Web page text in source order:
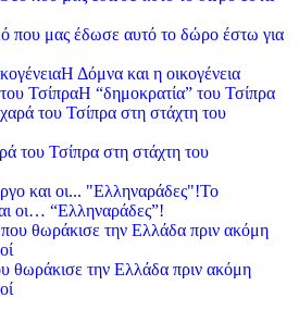
που μας έδωσε αυτό το δώρο έστω για
Η Δόμνα και η οικογένεια
Η “δημοκρατία” του Τσίπρα
του Τσίπρα στη στάχτη του
Το
οι… “Ελληναράδες”!
θωράκισε την Ελλάδα πριν ακόμη